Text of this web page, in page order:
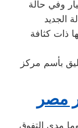
الجديد
ذات كثافة
مصر